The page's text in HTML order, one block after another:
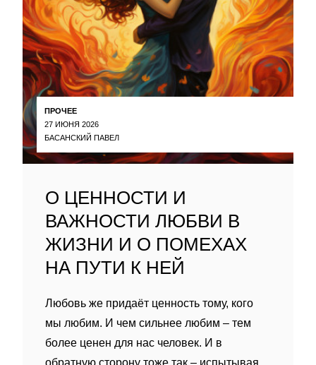
ПРОЧЕЕ
27 ИЮНЯ 2026
БАСАНСКИЙ ПАВЕЛ
О ЦЕННОСТИ И
ВАЖНОСТИ ЛЮБВИ В
ЖИЗНИ И О ПОМЕХАХ
НА ПУТИ К НЕЙ
Любовь же придаёт ценность тому, кого
мы любим. И чем сильнее любим – тем
более ценен для нас человек. И в
обратную сторону тоже так – испытывая